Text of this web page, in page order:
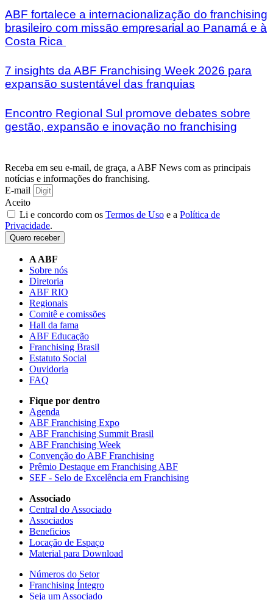
ABF fortalece a internacionalização do franchising
brasileiro com missão empresarial ao Panamá e à
Costa Rica
7 insights da ABF Franchising Week 2026 para
expansão sustentável das franquias
Encontro Regional Sul promove debates sobre
gestão, expansão e inovação no franchising
Receba em seu e-mail, de graça, a ABF News com as principais
notícias e informações do franchising.
E-mail
Aceito
Li e concordo com os Termos de Uso e a Política de
Privacidade.
Quero receber
A ABF
Sobre nós
Diretoria
ABF RIO
Regionais
Comitê e comissões
Hall da fama
ABF Educação
Franchising Brasil
Estatuto Social
Ouvidoria
FAQ
Fique por dentro
Agenda
ABF Franchising Expo
ABF Franchising Summit Brasil
ABF Franchising Week
Convenção do ABF Franchising
Prêmio Destaque em Franchising ABF
SEF - Selo de Excelência em Franchising
Associado
Central do Associado
Associados
Beneficios
Locação de Espaço
Material para Download
Números do Setor
Franchising Íntegro
Seja um Associado